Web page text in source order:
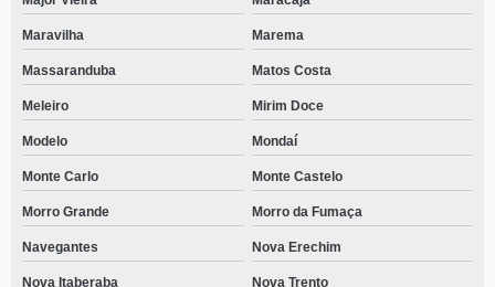
Maravilha Marema
Massaranduba Matos Costa
Meleiro Mirim Doce
Modelo Mondaí
Monte Carlo Monte Castelo
Morro Grande Morro da Fumaça
Navegantes Nova Erechim
Nova Itaberaba Nova Trento